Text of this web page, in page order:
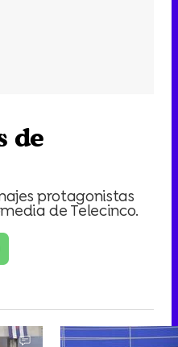
de
protagonistas
de Telecinco.